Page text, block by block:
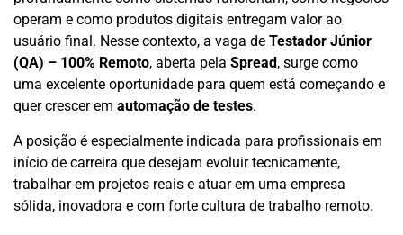
operam e como produtos digitais entregam valor ao
usuário final. Nesse contexto, a vaga de Testador Júnior
(QA) – 100% Remoto, aberta pela Spread, surge como
uma excelente oportunidade para quem está começando e
quer crescer em automação de testes.
A posição é especialmente indicada para profissionais em
início de carreira que desejam evoluir tecnicamente,
trabalhar em projetos reais e atuar em uma empresa
sólida, inovadora e com forte cultura de trabalho remoto.